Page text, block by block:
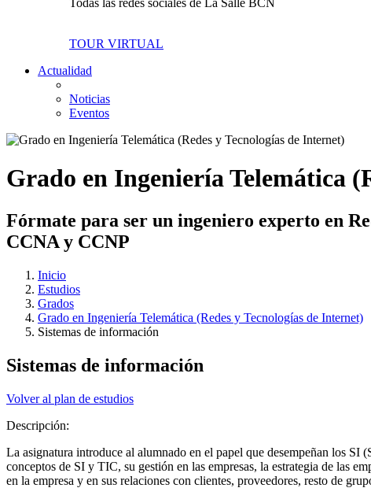
Todas las redes sociales de La Salle BCN
TOUR VIRTUAL
Actualidad
Noticias
Eventos
Grado en Ingeniería Telemática
Fórmate para ser un ingeniero experto en
CCNA y CCNP
Inicio
Estudios
Grados
Grado en Ingeniería Telemática (Redes y Tecnologías de Internet)
Sistemas de información
Sistemas de información
Volver al plan de estudios
Descripción:
La asignatura introduce al alumnado en el papel que desempeñan los
conceptos de SI y TIC, su gestión en las empresas, la estrategia de las
en la empresa y en sus relaciones con clientes, proveedores, resto de